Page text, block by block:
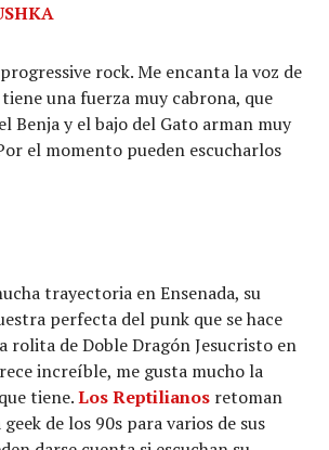
rock. Me encanta la voz de
una fuerza muy cabrona, que
Benja y el bajo del Gato arman muy
el momento pueden escucharlos
trayectoria en Ensenada, su
perfecta del punk que se hace
rolita de Doble Dragón Jesucristo en
increíble, me gusta mucho la
tiene.Los Reptilianos retoman
de los 90s para varios de sus